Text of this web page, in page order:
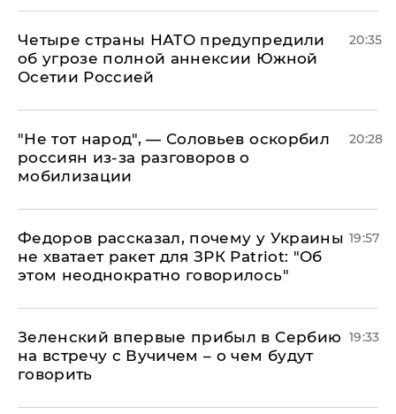
Четыре страны НАТО предупредили
об угрозе полной аннексии Южной
Осетии Россией
20:35
​"Не тот народ", — Соловьев оскорбил
россиян из-за разговоров о
мобилизации
20:28
Федоров рассказал, почему у Украины
не хватает ракет для ЗРК Patriot: "Об
этом неоднократно говорилось"
19:57
Зеленский впервые прибыл в Сербию
на встречу с Вучичем – о чем будут
говорить
19:33